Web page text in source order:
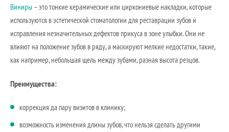
Виниры – это тонкие керамические или циркониевые накладки, которые
используются в эстетической стоматологии для реставрации зубов и
исправления незначительных дефектов прикуса в зоне улыбки. Они не
влияют на положение зубов в ряду, а маскируют мелкие недостатки, такие,
как например, небольшая щель между зубами, разная высота резцов.
Преимущества:
коррекция да пару визитов в клинику;
возможность изменения длины зубов, что нельзя сделать другими